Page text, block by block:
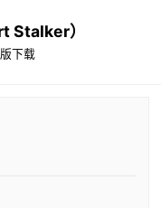
Stalker）
下载